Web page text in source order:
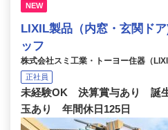
NEW
LIXIL製品（内窓・玄関ド
ッフ
株式会社スミ工業・トーヨー住器（
正社員
未経験OK 決算賞与あり 誕
玉あり 年間休日125日